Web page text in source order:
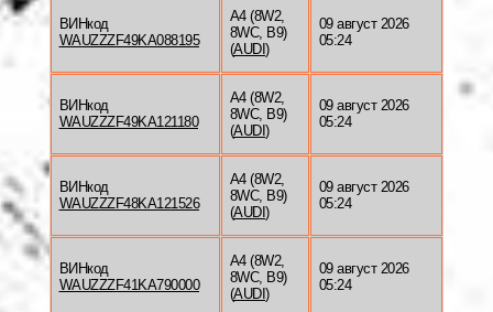
ВИНкод
WAUZZZF49KA088195
A4 (8W2,
8WC, B9)
(AUDI )
09 август 2026
05:24
ВИНкод
WAUZZZF49KA121180
A4 (8W2,
8WC, B9)
(AUDI )
09 август 2026
05:24
ВИНкод
WAUZZZF48KA121526
A4 (8W2,
8WC, B9)
(AUDI )
09 август 2026
05:24
ВИНкод
WAUZZZF41KA790000
A4 (8W2,
8WC, B9)
(AUDI )
09 август 2026
05:24